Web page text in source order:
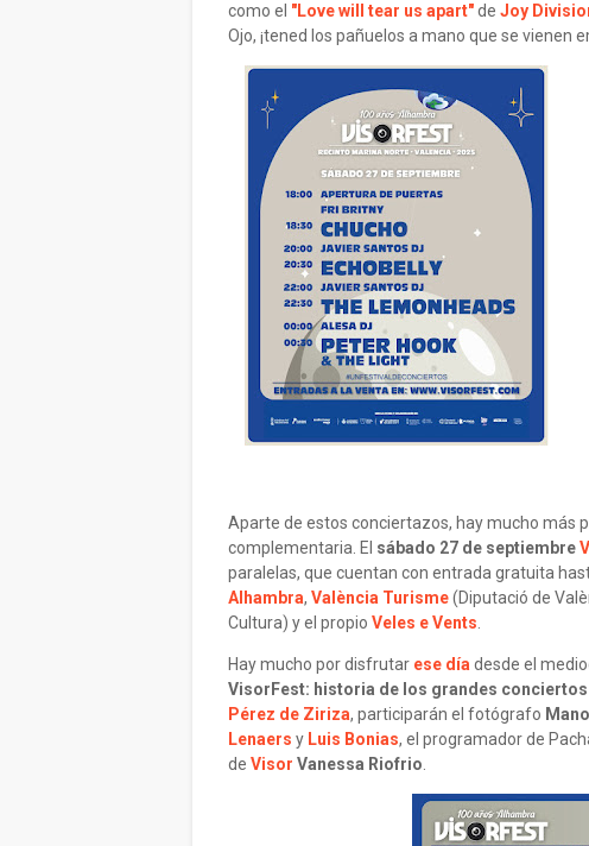
como el "Love will tear us apart"de Joy
Ojo, ¡tened los pañuelos a mano que se vienen
Aparte de estos conciertazos, hay mucho más
complementaria. El sábado 27 de septiembre
paralelas, que cuentan con entrada gratuita
Alhambra, València Turisme(Diputació de
Cultura) y el propio Veles e Vents
Hay mucho por disfrutar ese día desde el
VisorFest: historia de los grandes conciertos
Pérez de Ziriza, participarán el fotógrafo
Lenaers y Luis Bonias, el programador de
de Visor Vanessa Riofrio